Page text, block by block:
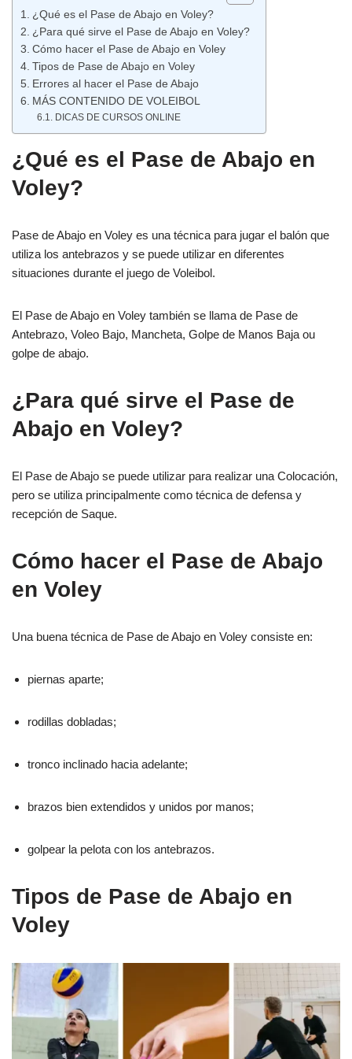
¿Qué es el Pase de Abajo en Voley?
¿Para qué sirve el Pase de Abajo en Voley?
Cómo hacer el Pase de Abajo en Voley
Tipos de Pase de Abajo en Voley
Errores al hacer el Pase de Abajo
MÁS CONTENIDO DE VOLEIBOL
DICAS DE CURSOS ONLINE
¿Qué es el Pase de Abajo en
Voley?
Pase de Abajo en Voley es una técnica para jugar el balón que
utiliza los antebrazos y se puede utilizar en diferentes
situaciones durante el juego de Voleibol.
El Pase de Abajo en Voley también se llama de Pase de
Antebrazo, Voleo Bajo, Mancheta, Golpe de Manos Baja ou
golpe de abajo.
¿Para qué sirve el Pase de
Abajo en Voley?
El Pase de Abajo se puede utilizar para realizar una Colocación,
pero se utiliza principalmente como técnica de defensa y
recepción de Saque.
Cómo hacer el Pase de Abajo
en Voley
Una buena técnica de Pase de Abajo en Voley consiste en:
piernas aparte;
rodillas dobladas;
tronco inclinado hacia adelante;
brazos bien extendidos y unidos por manos;
golpear la pelota con los antebrazos.
Tipos de Pase de Abajo en
Voley